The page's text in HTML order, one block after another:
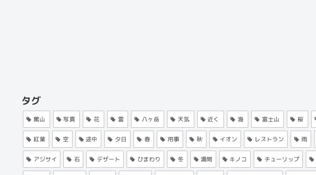
タグ
館山 写真 花 雲 八ヶ岳 天気 近く 海 富士山 桜
紅葉 空 途中 夕日 春 用事 秋 イオン レストラン 雨
アジサイ 石 デザート ひまわり 冬 満開 キノコ チューリップ